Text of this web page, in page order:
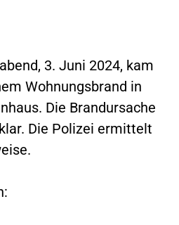
3. Juni 2024, kam
Wohnungsbrand in
Die Brandursache
Die Polizei ermittelt